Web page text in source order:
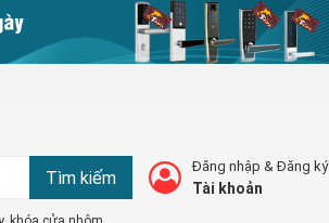
Tìm kiếm
Đăng nhập &Đăng ký
Tài khoản